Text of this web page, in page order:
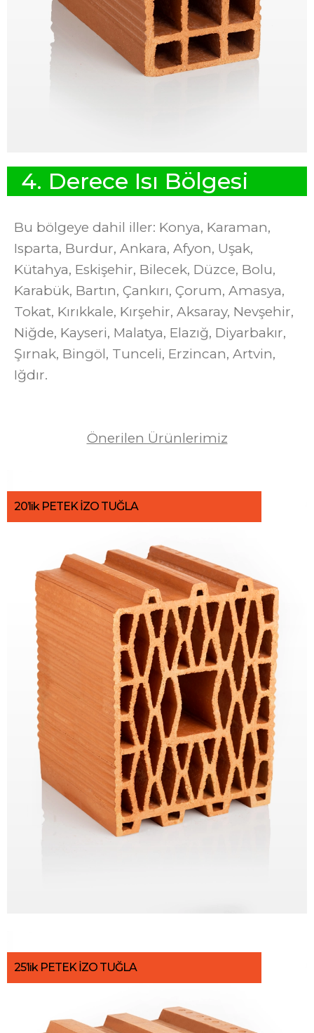
4. Derece Isı Bölgesi
Bu bölgeye dahil iller: Konya, Karaman,
Isparta, Burdur, Ankara, Afyon, Uşak,
Kütahya, Eskişehir, Bilecek, Düzce, Bolu,
Karabük, Bartın, Çankırı, Çorum, Amasya,
Tokat, Kırıkkale, Kırşehir, Aksaray, Nevşehir,
Niğde, Kayseri, Malatya, Elazığ, Diyarbakır,
Şırnak, Bingöl, Tunceli, Erzincan, Artvin,
Iğdır.
Önerilen Ürünlerimiz
20’lik PETEK İZO TUĞLA
25’lik PETEK İZO TUĞLA